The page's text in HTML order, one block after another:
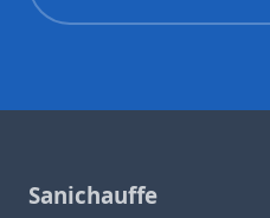
Sanichauffe